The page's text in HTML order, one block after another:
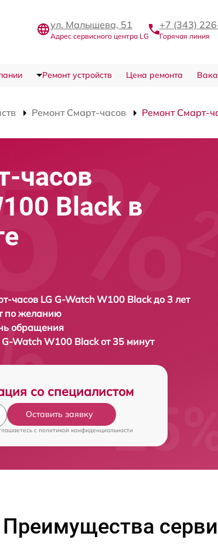
ул. Малышева, 51
Адрес сервисного центра LG
+7 (343)
Горячая линия
Ремонт устройств Цена ремонта
Ремонт Смарт-часов Ремонт Смарт-
часов
Black в
часов LG G-Watch W100 Black до 3 лет
по желанию
обращения
G-Watch W100 Black от 35 минут
со специалистом
Оставить заявку
c политикой конфиденциальности
Преимущества